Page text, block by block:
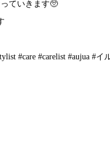
ていきます🥺
#care #carelist #aujua #